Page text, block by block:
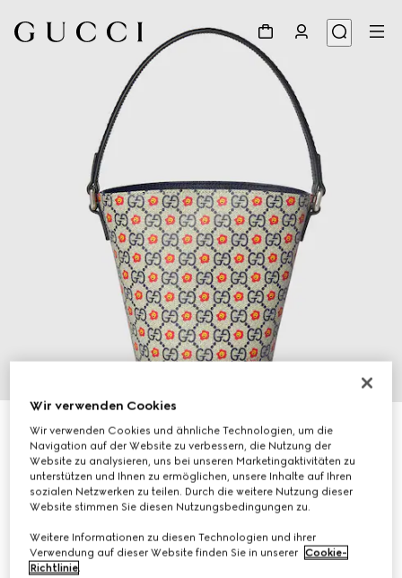
GG Kinder-Bucket-Bag mit Print
€ 570
Wir verwenden Cookies
Wir verwenden Cookies und ähnliche Technologien, um die
Navigation auf der Website zu verbessern, die Nutzung der
Website zu analysieren, uns bei unseren Marketingaktivitäten zu
unterstützen und Ihnen zu ermöglichen, unsere Inhalte auf Ihren
sozialen Netzwerken zu teilen. Durch die weitere Nutzung dieser
Website stimmen Sie diesen Nutzungsbedingungen zu.
Weitere Informationen zu diesen Technologien und ihrer
Verwendung auf dieser Website finden Sie in unserer Cookie-
Richtlinie.